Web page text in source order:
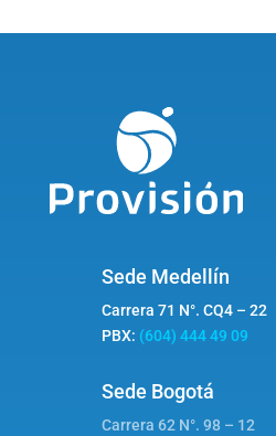
Sede Medellín
Carrera 71 N°. CQ4 – 22
PBX: (604) 444 49 09
Sede Bogotá
Carrera 62 N°. 98 – 12